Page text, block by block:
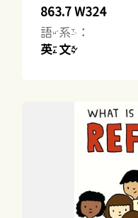
863.7 W324
語系：
英文